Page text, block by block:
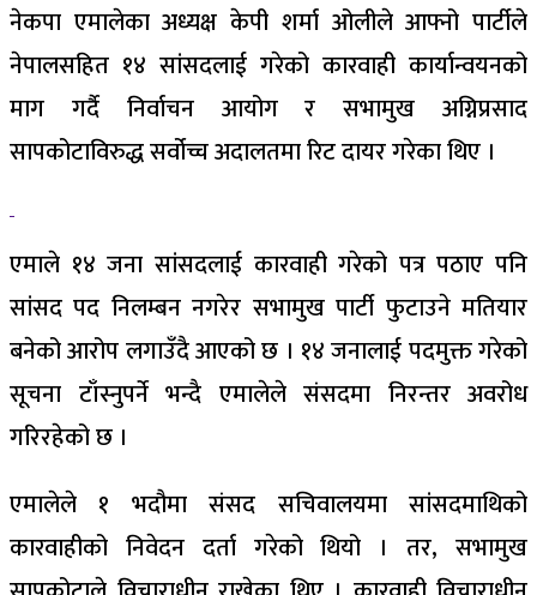
नेकपा एमालेका अध्यक्ष केपी शर्मा ओलीले आफ्नो पार्टीले
नेपालसहित १४ सांसदलाई गरेको कारवाही कार्यान्वयनको
माग गर्दै निर्वाचन आयोग र सभामुख अग्निप्रसाद
सापकोटाविरुद्ध सर्वोच्च अदालतमा रिट दायर गरेका थिए ।
एमाले १४ जना सांसदलाई कारवाही गरेको पत्र पठाए पनि
सांसद पद निलम्बन नगरेर सभामुख पार्टी फुटाउने मतियार
बनेको आरोप लगाउँदै आएको छ । १४ जनालाई पदमुक्त गरेको
सूचना टाँस्नुपर्ने भन्दै एमालेले संसदमा निरन्तर अवरोध
गरिरहेको छ ।
एमालेले १ भदौमा संसद सचिवालयमा सांसदमाथिको
कारवाहीको निवेदन दर्ता गरेको थियो । तर, सभामुख